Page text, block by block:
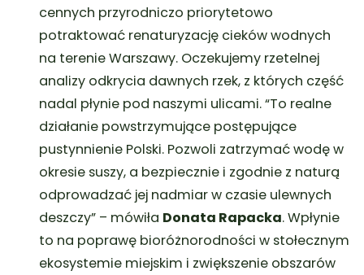
cennych przyrodniczo priorytetowo
potraktować renaturyzację cieków wodnych
na terenie Warszawy. Oczekujemy rzetelnej
analizy odkrycia dawnych rzek, z których część
nadal płynie pod naszymi ulicami.“To realne
działanie powstrzymujące postępujące
pustynnienie Polski. Pozwoli zatrzymać wodę w
okresie suszy, a bezpiecznie i zgodnie z naturą
odprowadzać jej nadmiar w czasie ulewnych
deszczy” – mówiła Donata Rapacka. Wpłynie
to na poprawę bioróżnorodności w stołecznym
ekosystemie miejskim i zwiększenie obszarów